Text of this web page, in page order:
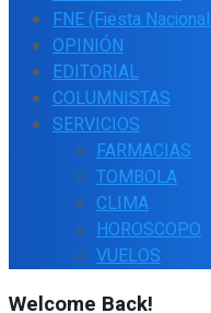
FNE (Fiesta
OPINIÓN
EDITORIAL
COLUMNISTAS
SERVICIOS
FARMACIAS
TOMBOLA
CLIMA
HOROSCOPO
VUELOS
Welcome Back!